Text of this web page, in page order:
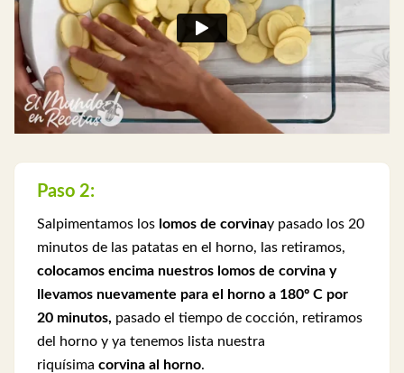
Paso 2:
Salpimentamos los lomos de corvinay pasado los 20
minutos de las patatas en el horno, las retiramos,
colocamos encima nuestros lomos de corvina y
llevamos nuevamente para el horno a 180º C por
20 minutos, pasado el tiempo de cocción, retiramos
del horno y ya tenemos lista nuestra
riquísima corvina al horno.